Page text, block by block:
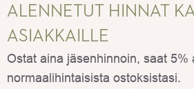
ALENNETUT HINNAT
ASIAKKAILLE
Ostat aina jäsenhinnoin, saat 5%
normaalihintaisista ostoksistasi.